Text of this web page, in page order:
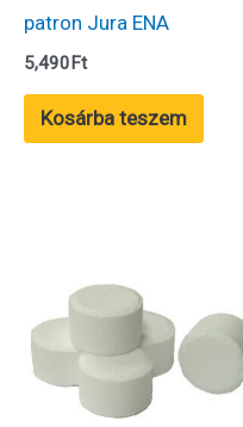
patron Jura ENA
5,490Ft
Kosárba teszem